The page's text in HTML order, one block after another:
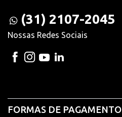
(31) 2107-2045
Nossas Redes Sociais
FORMAS DE PAGAMENTO